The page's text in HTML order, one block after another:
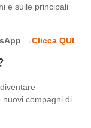
e sulle principali
→Clicca QUI
nuovi compagni di